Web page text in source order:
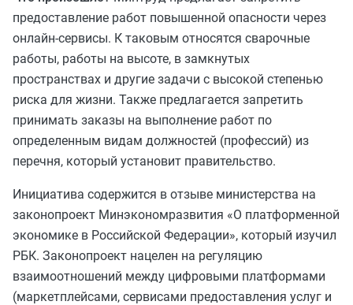
предоставление работ повышенной опасности через
онлайн-сервисы. К таковым относятся сварочные
работы, работы на высоте, в замкнутых
пространствах и другие задачи с высокой степенью
риска для жизни. Также предлагается запретить
принимать заказы на выполнение работ по
определенным видам должностей (профессий) из
перечня, который установит правительство.
Инициатива содержится в отзыве министерства на
законопроект Минэкономразвития «О платформенной
экономике в Российской Федерации», который изучил
РБК. Законопроект нацелен на регуляцию
взаимоотношений между цифровыми платформами
(маркетплейсами, сервисами предоставления услуг и